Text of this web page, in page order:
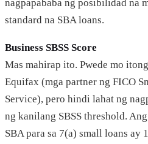
nagpapababa ng posibilidad na
standard na SBA loans.
Business SBSS Score
Mas mahirap ito. Pwede mo
Equifax (mga partner ng FICO
Service), pero hindi lahat ng
ng kanilang SBSS threshold.
SBA para sa 7(a) small loans ay